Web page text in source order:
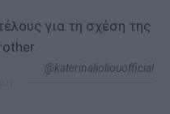
@katerinalioliouofficial